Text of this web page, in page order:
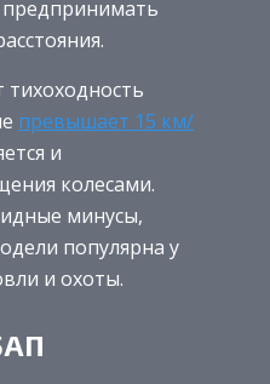
предпринимать
превышает 15 км/
и
колесами.
минусы,
популярна у
и охоты.